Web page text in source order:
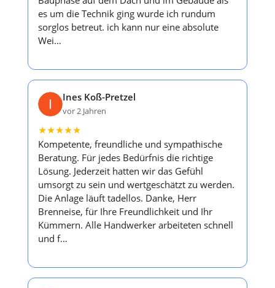
es um die Technik ging wurde ich rundum
sorglos betreut. ich kann nur eine absolute
Wei…
Ines Koß-Pretzel
vor 2 Jahren
★★★★★
Kompetente, freundliche und sympathische
Beratung. Für jedes Bedürfnis die richtige
Lösung. Jederzeit hatten wir das Gefühl
umsorgt zu sein und wertgeschätzt zu werden.
Die Anlage läuft tadellos. Danke, Herr
Brenneise, für Ihre Freundlichkeit und Ihr
Kümmern. Alle Handwerker arbeiteten schnell
und f…